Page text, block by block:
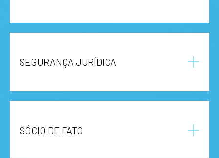
SEGURANÇA JURÍDICA
SÓCIO DE FATO